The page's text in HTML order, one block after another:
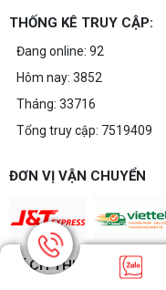
THỐNG KÊ TRUY CẬP:
Đang online: 92
Hôm nay: 3852
Tháng: 33716
Tổng truy cập: 7519409
ĐƠN VỊ VẬN CHUYỂN
CÁCH THỨC THANH